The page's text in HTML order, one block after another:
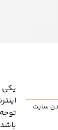
سایت
یکی